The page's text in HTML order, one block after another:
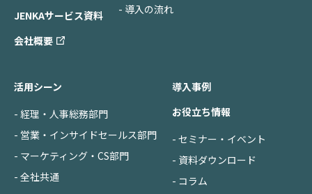
JENKAサービス資料
会社概要
- 導入の流れ
活用シーン
- 経理・人事総務部門
- 営業・インサイドセールス部門
- マーケティング・CS部門
- 全社共通
導入事例
お役立ち情報
- セミナー・イベント
- 資料ダウンロード
- コラム